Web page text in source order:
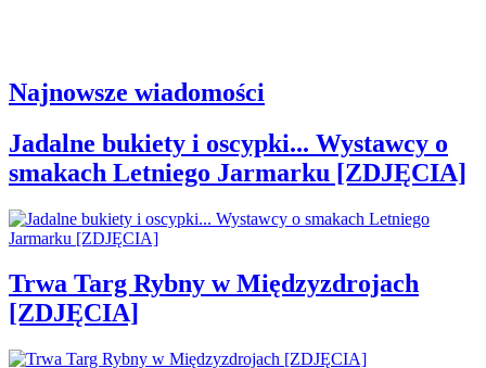
Najnowsze wiadomości
Jadalne bukiety i oscypki... Wystawcy o
smakach Letniego Jarmarku [ZDJĘCIA]
Trwa Targ Rybny w Międzyzdrojach
[ZDJĘCIA]